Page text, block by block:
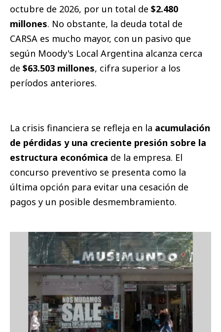
octubre de 2026, por un total de $2.480
millones. No obstante, la deuda total de
CARSA es mucho mayor, con un pasivo que
según Moody's Local Argentina alcanza cerca
de $63.503 millones, cifra superior a los
períodos anteriores.
La crisis financiera se refleja en la acumulación
de pérdidas y una creciente presión sobre la
estructura económica de la empresa. El
concurso preventivo se presenta como la
última opción para evitar una cesación de
pagos y un posible desmembramiento.